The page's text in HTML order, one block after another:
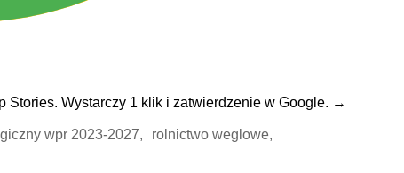
Stories. Wystarczy 1 klik i zatwierdzenie w Google. →
wpr 2023-2027,
rolnictwo weglowe,